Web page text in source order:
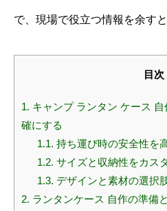
で、現場で役立つ情報を余す
目次
1. キャンプ ランタン ケース
確にする
1.1. 持ち運び時の安全性を
1.2. サイズと収納性をカス
1.3. デザインと素材の選択
2. ランタンケース 自作の準備